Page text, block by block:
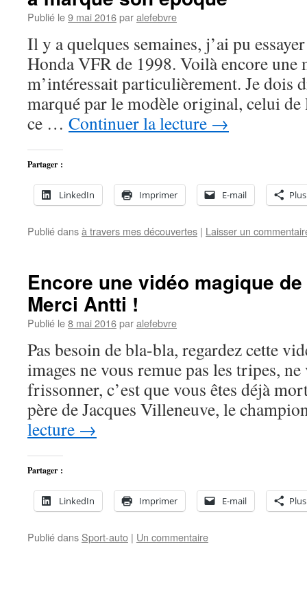
Publié le9 mai 2016paralefebvre
Il y a quelques semaines, j’ai pu
Honda VFR de 1998. Voilà encore une
m’intéressait particulièrement. Je dois
marqué par le modèle original, celui
ce … Continuer la lecture →
Partager :
LinkedIn Imprimer E-mail Plus
Publié dansà travers mes découvertes | Laisser un
Encore une vidéo magique
Merci Antti !
Publié le8 mai 2016paralefebvre
Pas besoin de bla-bla, regardez cette
images ne vous remue pas les tripes,
frissonner, c’est que vous êtes déjà
père de Jacques Villeneuve, le
lecture →
Partager :
LinkedIn Imprimer E-mail Plus
Publié dans Sport-auto | Un commentaire